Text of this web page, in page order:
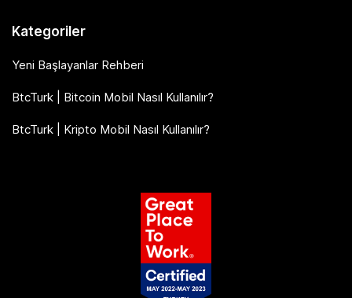
Kategoriler
Yeni Başlayanlar Rehberi
BtcTurk | Bitcoin Mobil Nasıl Kullanılır?
BtcTurk | Kripto Mobil Nasıl Kullanılır?